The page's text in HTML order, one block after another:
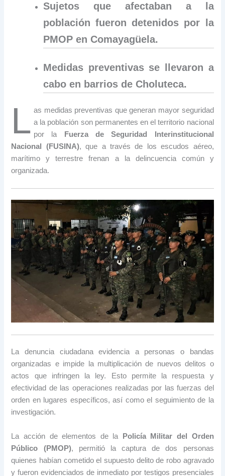
Sujetos que afectaban a la
población fueron detenidos por la
PMOP en Comayagüela.
Medidas preventivas se llevaron a
cabo en barrios de Choluteca.
L as medidas preventivas que generan mayor seguridad
a la población son permanentes en el territorio nacional
por la
Fuerza de Seguridad Interinstitucional
Nacional (FUSINA), que a través de los escudos aéreo,
marítimo y terrestre frenan a la delincuencia común y
organizada.
La denuncia ciudadana evidencia a personas o bandas
organizadas e impide la multiplicación de nuevos delitos o
actos que infringen la ley. Esto permite la respuesta y
efectividad de las operaciones realizadas por las fuerzas del
orden en lugares específicos, así como el seguimiento de la
investigación.
La acción de elementos de la
Policía Militar del Orden
Público (PMOP), permitió la captura de dos personas
quienes habían cometido el supuesto delito de robo agravado
y fueron evidenciados de inmediato por testigos presenciales